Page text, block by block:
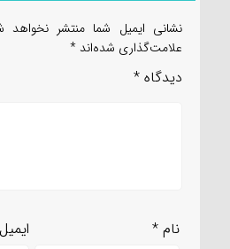
نشانی ایمیل شما منتشر نخواهد
علامت‌گذاری شده‌اند *
دیدگاه *
نام*